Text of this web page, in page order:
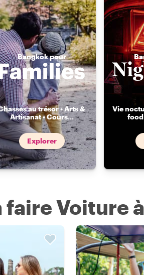
Bangkok pour
au trésor • Arts &
Artisanat • Cours...
Explorer
Vie
food
faire Voiture